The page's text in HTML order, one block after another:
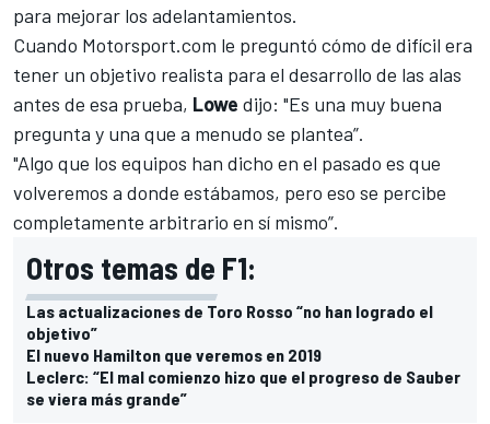
para mejorar los adelantamientos.
Cuando Motorsport.com le preguntó cómo de difícil era
tener un objetivo realista para el desarrollo de las alas
antes de esa prueba, Lowe dijo: "Es una muy buena
pregunta y una que a menudo se plantea”.
"Algo que los equipos han dicho en el pasado es que
volveremos a donde estábamos, pero eso se percibe
completamente arbitrario en sí mismo”.
Otros temas de F1:
Las actualizaciones de Toro Rosso “no han logrado el
objetivo”
El nuevo Hamilton que veremos en 2019
Leclerc: “El mal comienzo hizo que el progreso de Sauber
se viera más grande”